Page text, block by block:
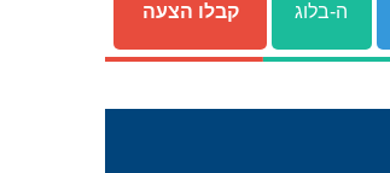
ה-בלוג קבלו הצעה